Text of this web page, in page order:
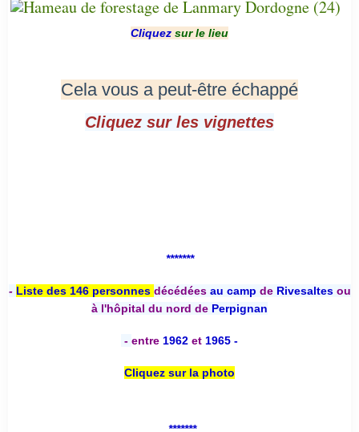
Cliquez sur le lieu
Cela vous a peut-être échappé
Cliquez sur les vignettes
*******
- Liste des 146 personnes décédées au camp deRivesaltesou
à l'hôpital du nord de Perpignan
- entre 1962 et 1965 -
Cliquez sur la photo
*******